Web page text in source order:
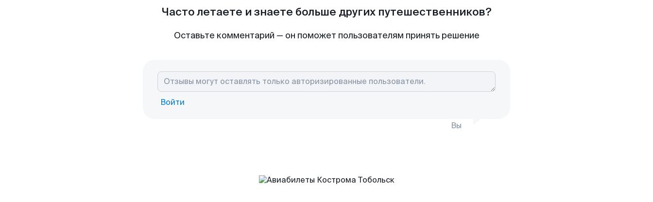
Часто летаете и знаете больше других путешественников?
Оставьте комментарий — он поможет пользователям принять решение
Войти
Вы